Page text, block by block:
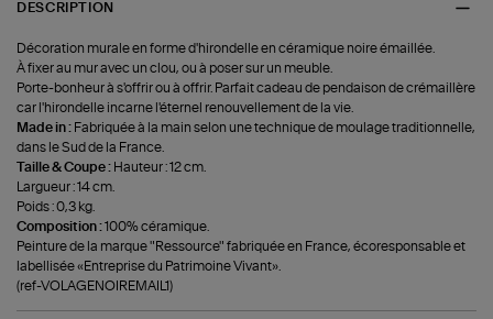
DESCRIPTION
Décoration murale en forme d'hirondelle en céramique noire émaillée.
À fixer au mur avec un clou, ou à poser sur un meuble.
Porte-bonheur à s'offrir ou à offrir. Parfait cadeau de pendaison de crémaillère
car l'hirondelle incarne l'éternel renouvellement de la vie.
Made in : Fabriquée à la main selon une technique de moulage traditionnelle,
dans le Sud de la France.
Taille & Coupe : Hauteur : 12 cm.
Largueur : 14 cm.
Poids : 0,3 kg.
Composition :100% céramique.
Peinture de la marque "Ressource" fabriquée en France, écoresponsable et
labellisée «Entreprise du Patrimoine Vivant».
(ref-VOLAGENOIREMAIL1)